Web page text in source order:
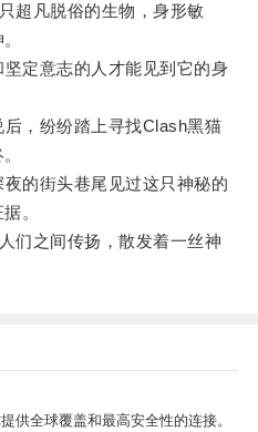
凡脱俗的生物，身形敏
定意志的人才能见到它的身
，纷纷踏上寻找Clash黑猫
的街头巷尾见过这只神秘的
。
之间传扬，散发着一丝神
供全球覆盖和最高安全性的连接。